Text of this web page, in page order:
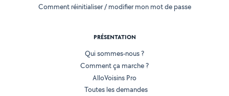
Comment réinitialiser / modifier mon mot de passe
PRÉSENTATION
Qui sommes-nous ?
Comment ça marche ?
AlloVoisins Pro
Toutes les demandes